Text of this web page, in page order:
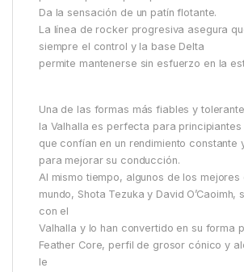
Da la sensación de un patín flotante.
La línea de rocker progresiva asegura
siempre el control y la base Delta
permite mantenerse sin esfuerzo en la
Una de las formas más fiables y
la Valhalla es perfecta para principiantes
que confían en un rendimiento constante
para mejorar su conducción.
Al mismo tiempo, algunos de los
mundo, Shota Tezuka y David O’Caoimh,
con el
Valhalla y lo han convertido en su forma
Feather Core, perfil de grosor cónico y
le